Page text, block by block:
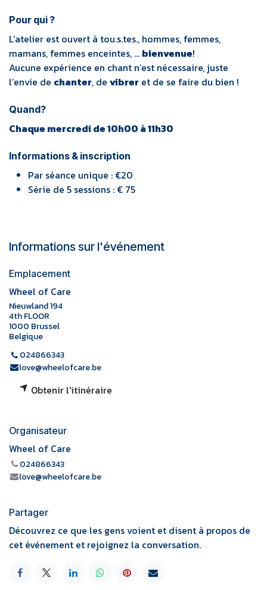
Pour qui ?
L’atelier est ouvert à tou.s.tes., hommes, femmes,
mamans, femmes enceintes, ... bienvenue!
Aucune expérience en chant n’est nécessaire, juste
l’envie de chanter, de vibrer et de se faire du bien !
Quand?
Chaque mercredi de 10h00 à 11h30
Informations & inscription
Par séance unique : €20
Série de 5 sessions : € 75
Informations sur l'événement
Emplacement
Wheel of Care
Nieuwland 194
4th FLOOR
1000 Brussel
Belgique
024866343
love@wheelofcare.be
Obtenir l'itinéraire
Organisateur
Wheel of Care
024866343
love@wheelofcare.be
Partager
Découvrez ce que les gens voient et disent à propos de
cet événement et rejoignez la conversation.